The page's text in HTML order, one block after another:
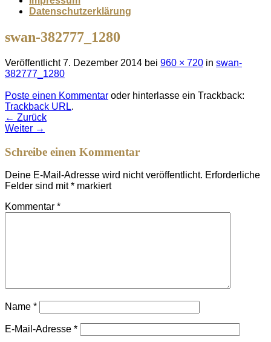
Datenschutzerklärung
swan-382777_1280
Veröffentlicht7. Dezember 2014 bei 960 × 720 in swan-
382777_1280
Poste einen Kommentar oder hinterlasse ein Trackback:
Trackback URL.
← Zurück
Weiter →
Schreibe einen Kommentar
Deine E-Mail-Adresse wird nicht veröffentlicht. Erforderliche
Felder sind mit* markiert
Kommentar *
Name *
E-Mail-Adresse *